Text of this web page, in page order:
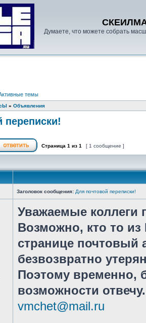
Думаете, что можете собрать
темы
» Объявления
переписки!
Страница 1 из 1 [ 1 сообщение ]
Заголовок сообщения: Для почтовой переписки!
Уважаемые коллеги
Возможно, кто то из
странице почтовый
безвозвратно
Поэтому временно,
возможности отвечу.
vmchet@mail.ru